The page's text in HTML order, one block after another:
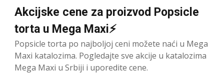
Akcijske cene za proizvod Popsicle
torta u Mega Maxi⚡
Popsicle torta po najboljoj ceni možete naći u Mega
Maxi katalozima. Pogledajte sve akcije u katalozima
Mega Maxi u Srbiji i uporedite cene.